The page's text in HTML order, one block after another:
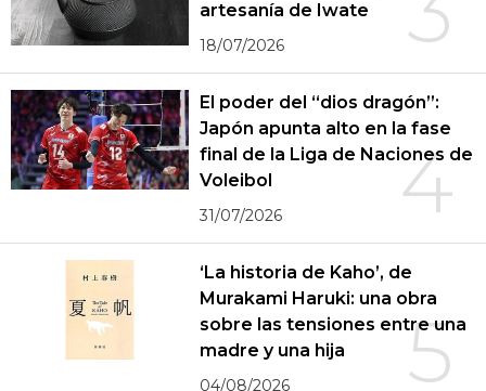
artesanía de Iwate
18/07/2026
4
El poder del “dios dragón”:
Japón apunta alto en la fase
final de la Liga de Naciones de
Voleibol
31/07/2026
5
‘La historia de Kaho’, de
Murakami Haruki: una obra
sobre las tensiones entre una
madre y una hija
04/08/2026